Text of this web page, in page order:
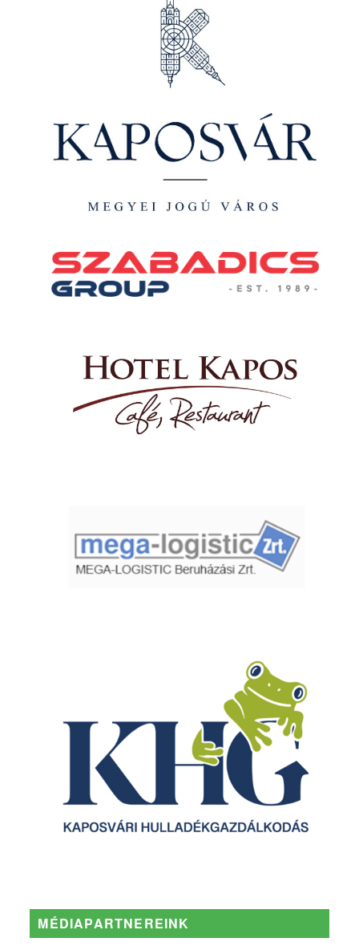
MÉDIAPARTNEREINK